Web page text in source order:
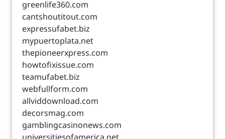
greenlife360.com
cantshoutitout.com
expressufabet.biz
mypuertoplata.net
thepioneerxpress.com
howtofixissue.com
teamufabet.biz
webfullform.com
allviddownload.com
decorsmag.com
gamblingcasinonews.com